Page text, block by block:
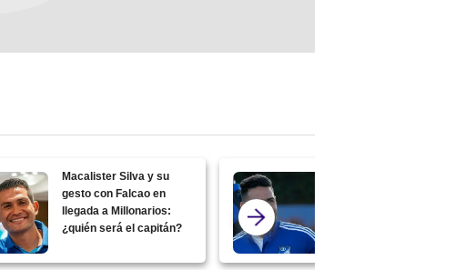
Macalister Silva y su
gesto con Falcao en
llegada a Millonarios:
¿quién será el capitán?